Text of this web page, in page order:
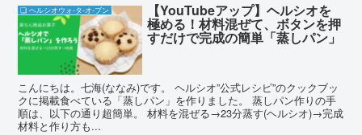
❏ ヘルシオウォ-タ-オ-ブン 【YouTubeアップ】ヘルシオを
極める！材料混ぜて、ボタンを押
すだけで完成の簡単「蒸しパン」
こんにちは。七海(ななみ)です。 ヘルシオ”公式レシピ”のクックブッ
クに掲載食べている「蒸しパン」を作りました。 蒸しパン作りの手
順は、以下の通り超簡単。 材料を混ぜる→23分蒸す(ヘルシオ)→完成
材料と作り方も...